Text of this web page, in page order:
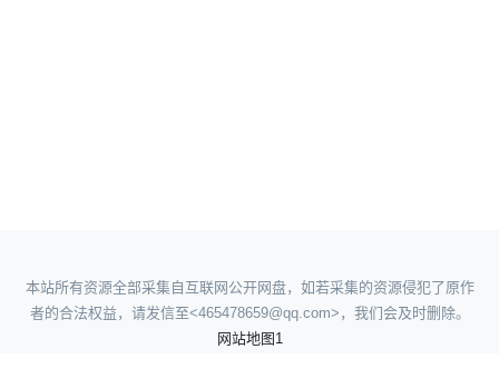
本站所有资源全部采集自互联网公开网盘，如若采集的资源侵犯了原作
者的合法权益，请发信至<465478659@qq.com>，我们会及时删除。
网站地图1